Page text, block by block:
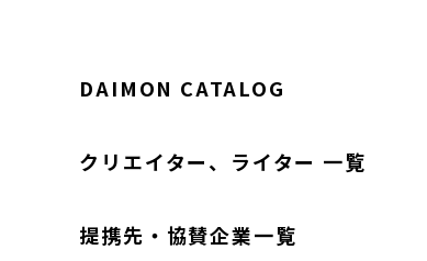
DAIMON CATALOG
クリエイター、ライター 一覧
提携先・協賛企業一覧